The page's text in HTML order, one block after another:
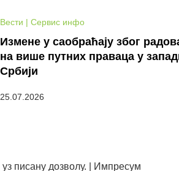
Вести | Сервис инфо
Измене у саобраћају због
на више путних праваца у
Србији
25.07.2026
писану дозволу. | Импресум